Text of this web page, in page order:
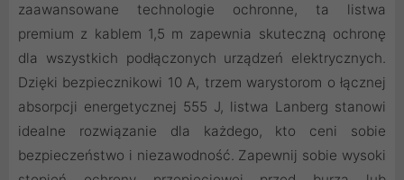
zaawansowane technologie ochronne, ta listwa
premium z kablem 1,5 m zapewnia skuteczną ochronę
dla wszystkich podłączonych urządzeń elektrycznych.
Dzięki bezpiecznikowi 10 A, trzem warystorom o łącznej
absorpcji energetycznej 555 J, listwa Lanberg stanowi
idealne rozwiązanie dla każdego, kto ceni sobie
bezpieczeństwo i niezawodność. Zapewnij sobie wysoki